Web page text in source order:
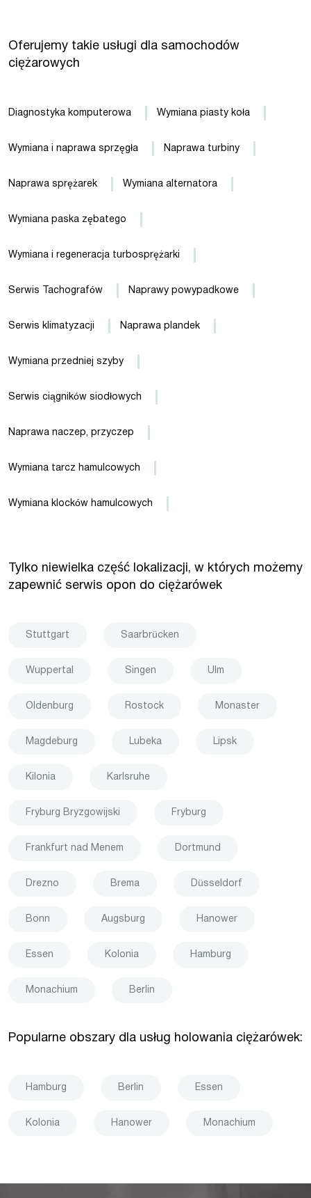
Oferujemy takie usługi dla samochodów
ciężarowych
Diagnostyka komputerowa Wymiana piasty koła
Wymiana i naprawa sprzęgła Naprawa turbiny
Naprawa sprężarek Wymiana alternatora
Wymiana paska zębatego
Wymiana i regeneracja turbosprężarki
Serwis Tachografów Naprawy powypadkowe
Serwis klimatyzacji Naprawa plandek
Wymiana przedniej szyby
Serwis ciągników siodłowych
Naprawa naczep, przyczep
Wymiana tarcz hamulcowych
Wymiana klocków hamulcowych
Tylko niewielka część lokalizacji, w których możemy
zapewnić serwis opon do ciężarówek
Stuttgart Saarbrücken
Wuppertal Singen Ulm
Oldenburg Rostock Monaster
Magdeburg Lubeka Lipsk
Kilonia Karlsruhe
Fryburg Bryzgowijski Fryburg
Frankfurt nad Menem Dortmund
Drezno Brema Düsseldorf
Bonn Augsburg Hanower
Essen Kolonia Hamburg
Monachium Berlin
Popularne obszary dla usług holowania ciężarówek:
Hamburg Berlin Essen
Kolonia Hanower Monachium